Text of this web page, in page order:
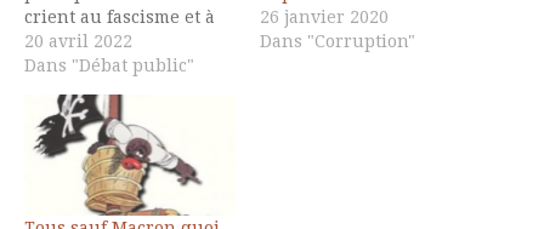
crient au fascisme et à
l’extrémisme pour
tenter d’obtenir un
leur champion, plutôt
que parler bilan et
projet. Pourtant, pour
qui prend le soin
d’examiner les deux
20 avril 2022
Dans "Débat public"
26 janvier 2020
Dans "Corruption"